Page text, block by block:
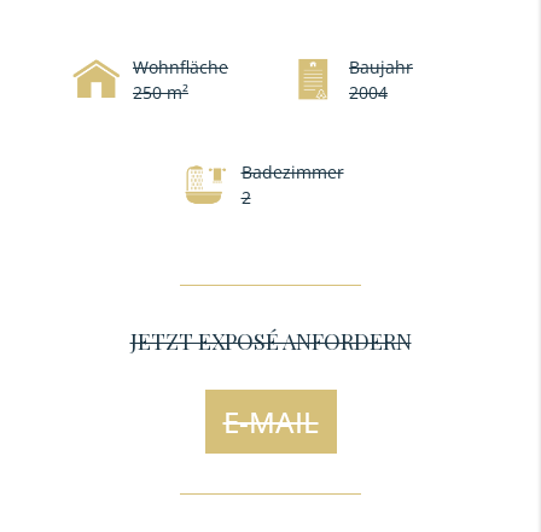
Wohnfläche
250 m²
Baujahr
2004
Badezimmer
2
JETZT EXPOSÉ ANFORDERN
E-MAIL